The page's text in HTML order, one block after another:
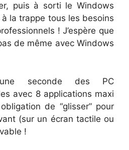
puis à sorti le Windows
la trappe tous les besoins
! J’espère que
de même avec Windows
seconde des PC
avec 8 applications maxi
de “glisser” pour
(sur un écran tactile ou
!